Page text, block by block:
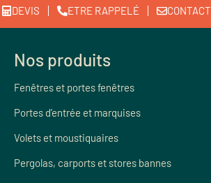
DEVIS ETRE RAPPELÉ CONTACT
Nos produits
Fenêtres et portes fenêtres
Portes d’entrée et marquises
Volets et moustiquaires
Pergolas, carports et stores bannes